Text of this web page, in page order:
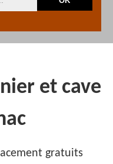
et cave
gratuits